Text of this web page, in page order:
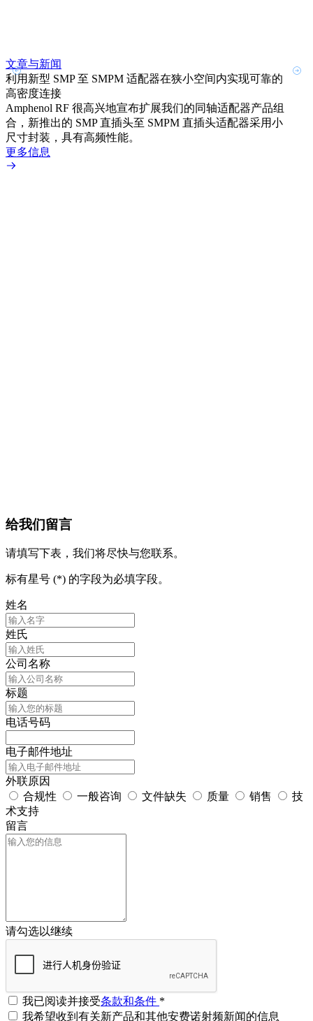
文章与新闻
利用新型 SMP 至 SMPM 适配器在狭小空间内实现可靠的
高密度连接
Amphenol RF 很高兴地宣布扩展我们的同轴适配器产品组
合，新推出的 SMP 直插头至 SMPM 直插头适配器采用小
尺寸封装，具有高频性能。
更多信息
文
防
给我们留言
请填写下表，我们将尽快与您联系。
标有星号 (*) 的字段为必填字段。
姓名
姓氏
公司名称
标题
电话号码
电子邮件地址
外联原因
合规性
一般咨询 文件缺失 质量 销售
技
术支持
留言
请勾选以继续
我已阅读并接受条款和条件 *
我希望收到有关新产品和其他安费诺射频新闻的信息